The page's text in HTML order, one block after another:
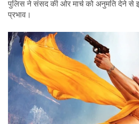
पुलिस ने संसद की ओर मार्च को अनुमति देने से
प्रभाव।